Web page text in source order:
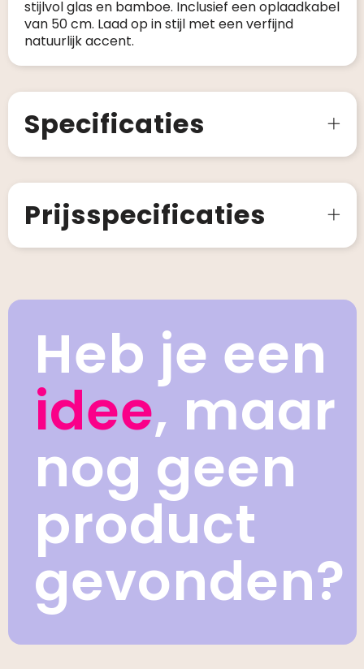
stijlvol glas en bamboe. Inclusief een oplaadkabel
van 50 cm. Laad op in stijl met een verfijnd
natuurlijk accent.
Specificaties
Prijsspecificaties
Heb je een
idee, maar
nog geen
product
gevonden?